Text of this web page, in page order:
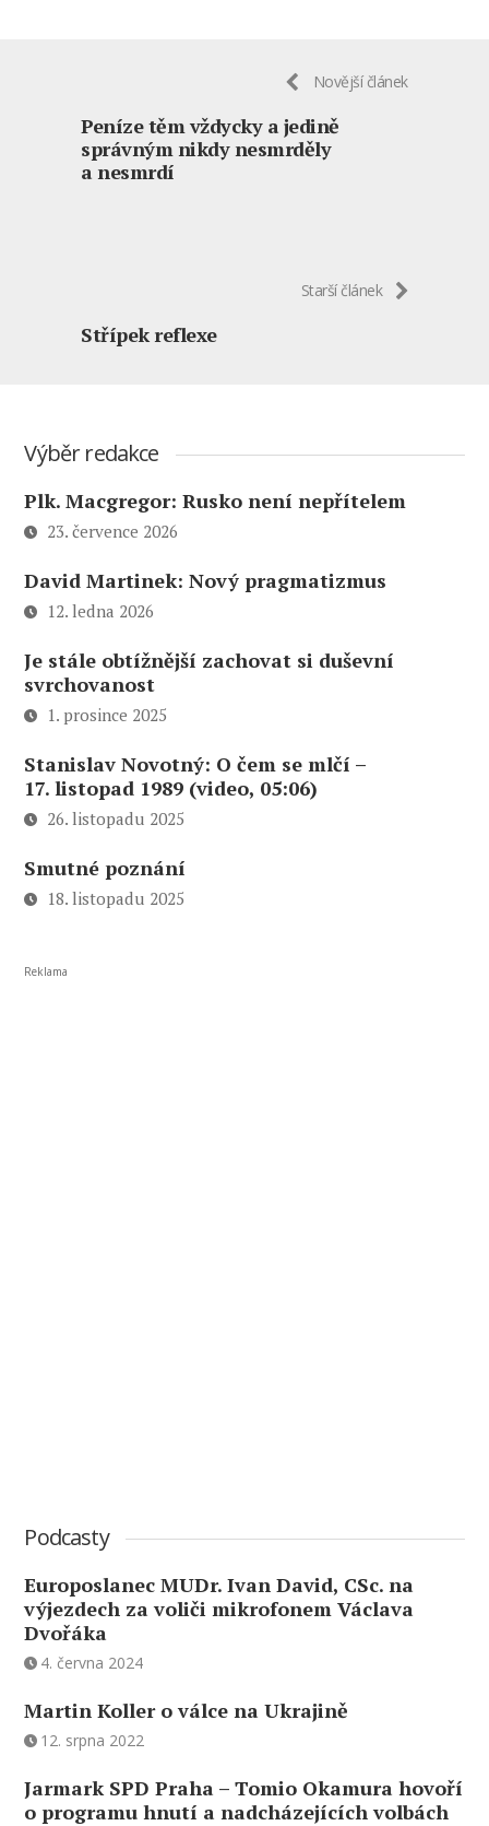
Novější článek
Peníze těm vždycky a jedině
správným nikdy nesmrděly
a nesmrdí
Starší článek
Střípek reflexe
Výběr redakce
Plk. Macgregor: Rusko není nepřítelem
23. července 2026
David Martinek: Nový pragmatizmus
12. ledna 2026
Je stále obtížnější zachovat si duševní
svrchovanost
1. prosince 2025
Stanislav Novotný: O čem se mlčí –
17. listopad 1989 (video, 05:06)
26. listopadu 2025
Smutné poznání
18. listopadu 2025
Reklama
Podcasty
Europoslanec MUDr. Ivan David, CSc. na
výjezdech za voliči mikrofonem Václava
Dvořáka
4. června 2024
Martin Koller o válce na Ukrajině
12. srpna 2022
Jarmark SPD Praha – Tomio Okamura hovoří
o programu hnutí a nadcházejících volbách